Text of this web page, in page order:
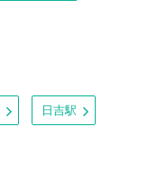
日吉駅